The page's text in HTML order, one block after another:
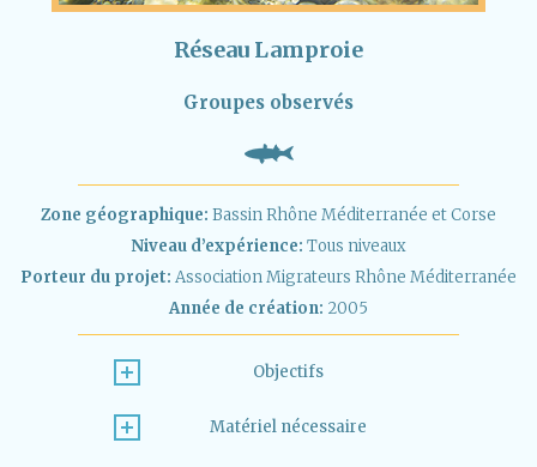
Réseau Lamproie
Groupes observés
Zone géographique: Bassin Rhône Méditerranée et Corse
Niveau d’expérience: Tous niveaux
Porteur du projet: Association Migrateurs Rhône Méditerranée
Année de création: 2005
Objectifs
Matériel nécessaire